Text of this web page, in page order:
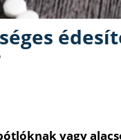
vagy